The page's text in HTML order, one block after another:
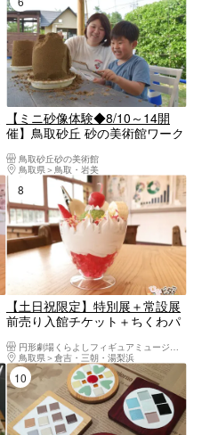
【ミニ砂像体験◆8/10～14開
催】鳥取砂丘 砂の美術館ワーク
鳥取砂丘砂の美術館
鳥取県
鳥取・岩美
8位
【土日祝限定】特別展＋常設展
前売り入館チケット＋ちくわパ
円形劇場くらよしフィギュアミュージアム
鳥取県
倉吉・三朝・湯梨浜
10位